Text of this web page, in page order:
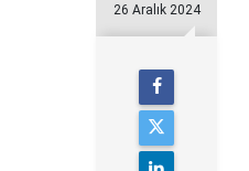
26 Aralık 2024